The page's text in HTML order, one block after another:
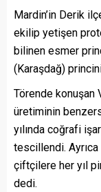
Mardin’in Derik
ekilip yetişen
bilinen esmer
(Karaşdağ)
Törende konuşan
üretiminin
yılında coğrafi
tescillendi.
çiftçilere her yıl
dedi.